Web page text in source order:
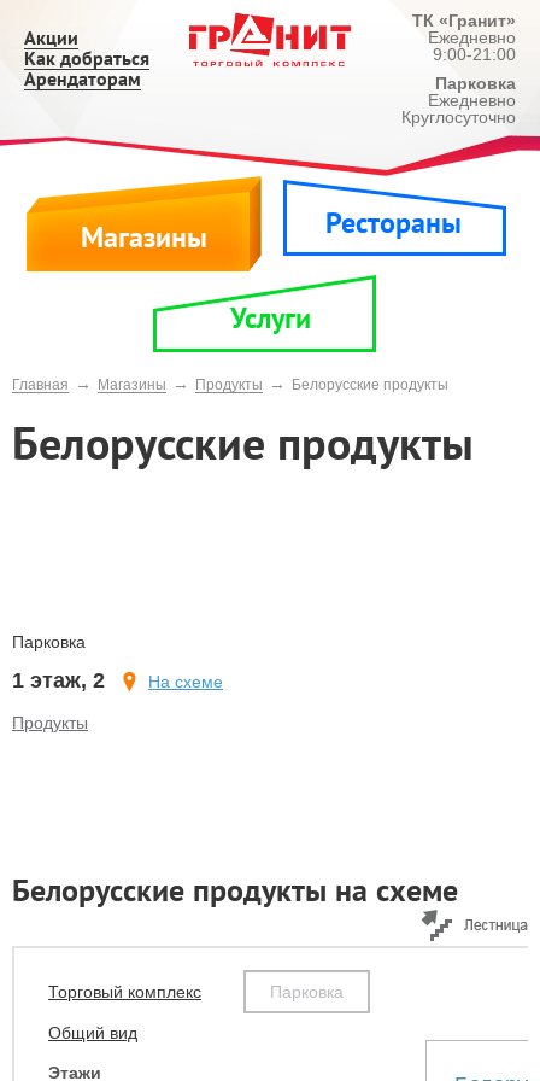
Акции
Как добраться
Арендаторам
ТК «Гранит»
Ежедневно
9:00-21:00
Парковка
Ежедневно
Круглосуточно
Магазины Рестораны
Услуги
Главная → Магазины → Продукты → Белорусские продукты
Белорусские продукты
Парковка
1 этаж, 2 На схеме
Продукты
Белорусские продукты на схеме
Торговый комплекс Парковка
Общий вид
Этажи